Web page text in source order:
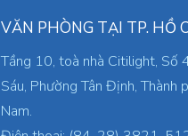
VĂN PHÒNG TẠI TP. HỒ
Tầng 10, toà nhà Citilight, Số
Sáu, Phường Tân Định, Thành
Nam.